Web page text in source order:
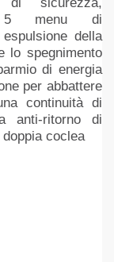
5 menu di
espulsione della
lo spegnimento
di energia
per abbattere
continuità di
anti-ritorno di
coclea